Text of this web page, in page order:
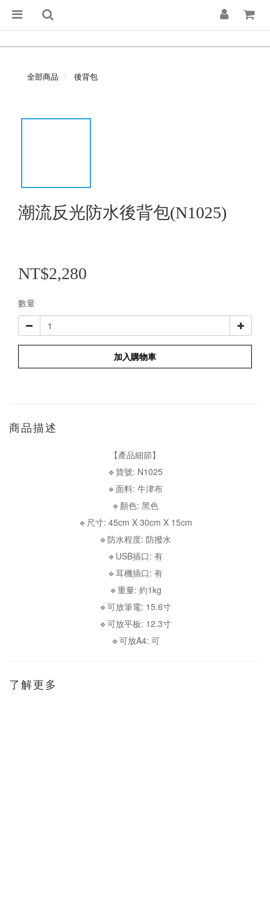
全部商品 後背包
潮流反光防水後背包(N1025)
NT$2,280
數量
加入購物車
商品描述
【產品細節】
🔹貨號: N1025
🔹面料: 牛津布
🔹顏色: 黑色
🔹尺寸: 45cm X 30cm X 15cm
🔹防水程度: 防撥水
🔹USB插口: 有
🔹耳機插口: 有
🔹重量: 約1kg
🔹可放筆電: 15.6寸
🔹可放平板: 12.3寸
🔹可放A4: 可
了解更多